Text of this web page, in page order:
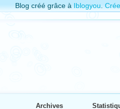
Blog créé grâce à Iblogyou
Archives